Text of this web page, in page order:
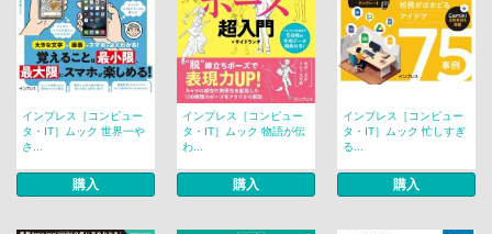
インプレス［コンピュー
タ・IT］ムック 世界一や
さ...
購入
インプレス［コンピュー
タ・IT］ムック 物語が伝
わ...
購入
インプレス［コンピュー
タ・IT］ムック 忙しすぎ
る...
購入